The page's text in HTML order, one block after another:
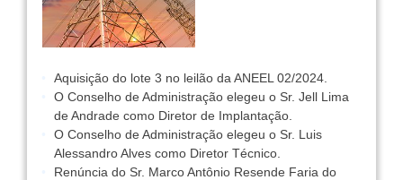
Aquisição do lote 3 no leilão da ANEEL 02/2024.
O Conselho de Administração elegeu o Sr. Jell Lima
de Andrade como Diretor de Implantação.
O Conselho de Administração elegeu o Sr. Luis
Alessandro Alves como Diretor Técnico.
Renúncia do Sr. Marco Antônio Resende Faria do